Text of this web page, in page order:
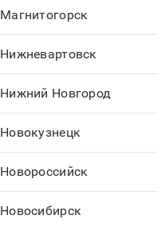
Магнитогорск
Нижневартовск
Нижний Новгород
Новокузнецк
Новороссийск
Новосибирск